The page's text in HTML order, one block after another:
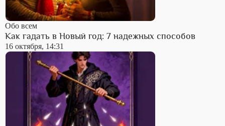
Обо всем
Как гадать в Новый год: 7 надежных способов
16 октября, 14:31